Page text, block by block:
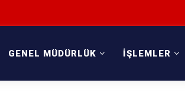
GENEL MÜDÜRLÜK İŞLEMLER